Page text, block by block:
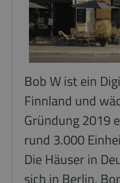
Bob W ist ein
Finnland und
Gründung 2019
rund 3.000
Die Häuser in
sich in Berlin,